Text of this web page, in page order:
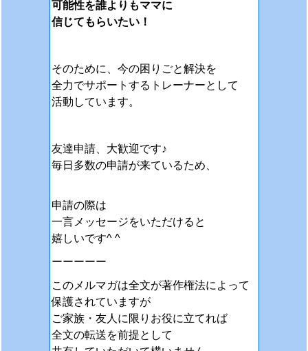
可能性を誰よりもママに
信じてもらいたい！
そのために、今の困りごと解決を
全力でサポートするトレーナーとして
活動しています。
友達申請、大歓迎です♪
毎日多数の申請が来ているため、
申請の際は
一言メッセージをいただけると
嬉しいです^ ^
ーーーーー
このメルマガは全文が著作権法によって
保護されていますが
ご家族・友人に限りお役に立てれば
全文の転送を前提として